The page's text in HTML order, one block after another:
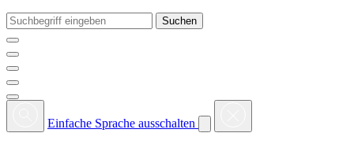
Einfache Sprache ausschalten